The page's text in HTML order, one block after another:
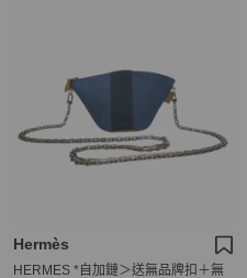
Hermès
HERMES *自加鏈＞送無品牌扣＋無